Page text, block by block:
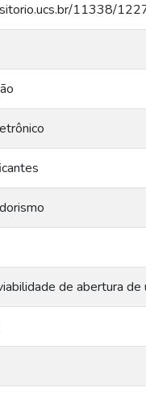
11338/
de abertura